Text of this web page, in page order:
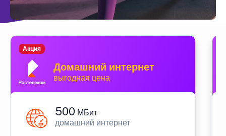
Домашний интернет
выгодная цена
Акция
500 МБит
домашний интернет